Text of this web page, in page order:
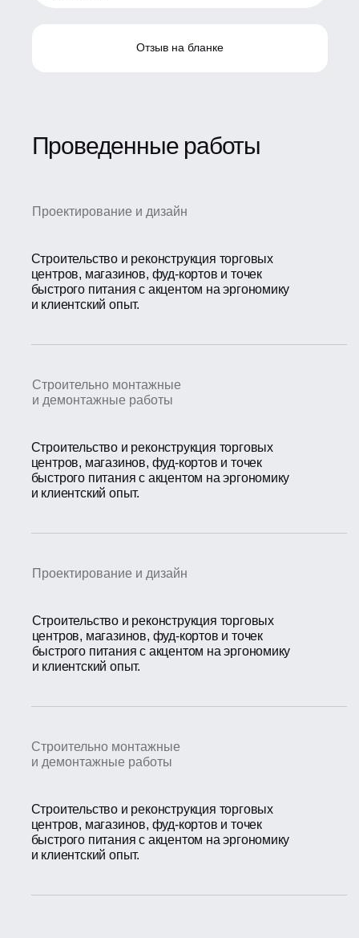
Отзыв на бланке
Проведенные работы
Проектирование и дизайн
Строительство и реконструкция торговых
центров, магазинов, фуд-кортов и точек
быстрого питания с акцентом на эргономику
и клиентский опыт.
Строительно монтажные
и демонтажные работы
Строительство и реконструкция торговых
центров, магазинов, фуд-кортов и точек
быстрого питания с акцентом на эргономику
и клиентский опыт.
Проектирование и дизайн
Строительство и реконструкция торговых
центров, магазинов, фуд-кортов и точек
быстрого питания с акцентом на эргономику
и клиентский опыт.
Строительно монтажные
и демонтажные работы
Строительство и реконструкция торговых
центров, магазинов, фуд-кортов и точек
быстрого питания с акцентом на эргономику
и клиентский опыт.